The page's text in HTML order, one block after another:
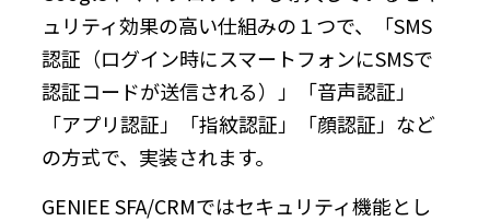
ュリティ効果の高い仕組みの１つで、「SMS
認証（ログイン時にスマートフォンにSMSで
認証コードが送信される）」「音声認証」
「アプリ認証」「指紋認証」「顔認証」など
の方式で、実装されます。
GENIEE SFA/CRMではセキュリティ機能とし